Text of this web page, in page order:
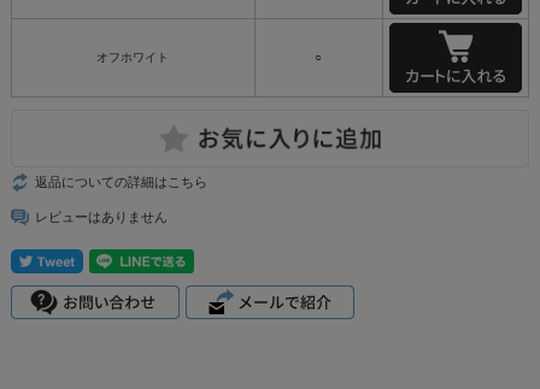
オフホワイト ○
返品についての詳細はこちら
レビューはありません